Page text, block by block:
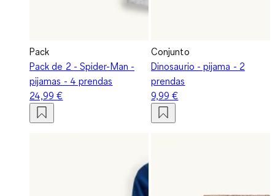
Pack
Pack de 2 - Spider-Man -
pijamas - 4 prendas
24,99 €
Conjunto
Dinosaurio - pijama - 2
prendas
9,99 €